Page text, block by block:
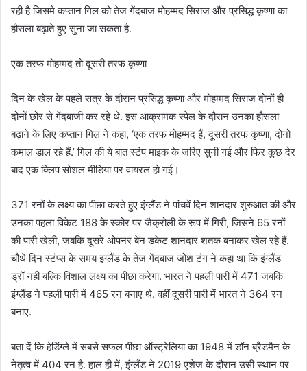
रही है जिसमे कप्तान गिल को तेज गेंदबाज मोहम्मद सिराज और प्रसिद्ध कृष्णा का
हौसला बढ़ाते हुए सुना जा सकता है.
एक तरफ मोहम्मद तो दूसरी तरफ कृष्णा
दिन के खेल के पहले सत्र के दौरान प्रसिद्ध कृष्णा और मोहम्मद सिराज दोनों ही
दोनों छोर से गेंदबाजी कर रहे थे. इस आक्रामक स्पेल के दौरान उनका हौसला
बढ़ाने के लिए कप्तान गिल ने कहा, ‘एक तरफ मोहम्मद हैं, दूसरी तरफ कृष्णा, दोनो
कमाल डाल रहे हैं.’ गिल की ये बात स्टंप माइक के जरिए सुनी गई और फिर कुछ देर
बाद एक क्लिप सोशल मीडिया पर वायरल हो गई।
371 रनों के लक्ष्य का पीछा करते हुए इंग्लैंड ने पांचवें दिन शानदार शुरुआत की और
उनका पहला विकेट 188 के स्कोर पर जैक्रोली के रूप में गिरी, जिसने 65 रनों
की पारी खेली, जबकि दूसरे ओपनर बेन डकेट शानदार शतक बनाकर खेल रहे हैं.
चौथे दिन स्टंप्स के समय इंग्लैंड के तेज गेंदबाज जोश टंग ने कहा था कि इंग्लैंड
ड्रॉ नहीं बल्कि विशाल लक्ष्य का पीछा करेगा. भारत ने पहली पारी में 471 जबकि
इंग्लैंड ने पहली पारी में 465 रन बनाए थे. वहीं दूसरी पारी में भारत ने 364 रन
बनाए.
बता दें कि हेडिंग्ले में सबसे सफल पीछा ऑस्ट्रेलिया का 1948 में डॉन ब्रैडमैन के
नेतृत्व में 404 रन है. हाल ही में, इंग्लैंड ने 2019 एशेज के दौरान उसी स्थान पर